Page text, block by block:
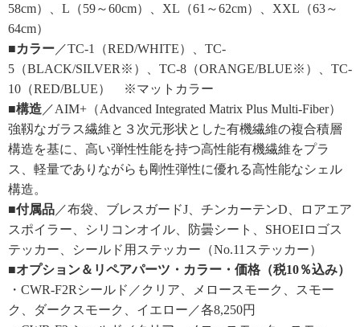
58cm）、L（59～60cm）、XL（61～62cm）、XXL（63～
64cm）
■カラー ／TC-1（RED/WHITE）、TC-
5（BLACK/SILVER※）、TC-8（ORANGE/BLUE※）、TC-
10（RED/BLUE） ※マットカラー
■構造 ／AIM+（Advanced Integrated Matrix Plus Multi-Fiber）
強靱なガラス繊維と３次元形状とした有機繊維の複合積層
構造を基に、高い弾性性能を持つ高性能有機繊維をプラ
ス、軽量でありながらも剛性弾性に優れる高性能なシェル
構造。
■付属品 ／布袋、ブレスガードJ、チンカーテンD、ロアエア
スポイラー、シリコンオイル、防曇シート、SHOEIロゴス
テッカー、シールド用ステッカー（No.11ステッカー）
■オプション＆リペアパーツ・カラー・価格（税10％込み）
・CWR-F2Rシールド／クリア、メロースモーク、スモー
ク、ダークスモーク、イエロー／各8,250円